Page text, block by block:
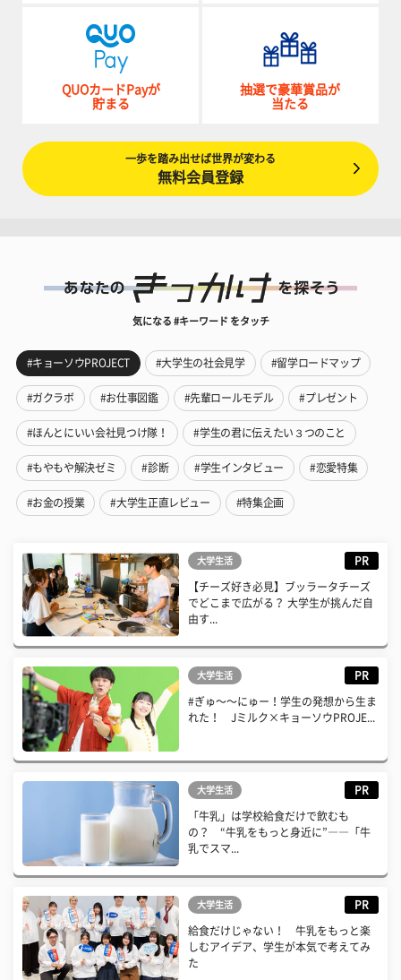
QUOカードPayが
貯まる
抽選で豪華賞品が
当たる
一歩を踏み出せば世界が変わる
無料会員登録
気になる #キーワード をタッチ
#キョーソウPROJECT #大学生の社会見学 #留学ロードマップ
#ガクラボ #お仕事図鑑 #先輩ロールモデル #プレゼント
#ほんとにいい会社見つけ隊！ #学生の君に伝えたい３つのこと
#もやもや解決ゼミ #診断 #学生インタビュー #恋愛特集
#お金の授業 #大学生正直レビュー #特集企画
大学生活 PR
【チーズ好き必見】ブッラータチーズ
でどこまで広がる？ 大学生が挑んだ自
由す...
大学生活 PR
#ぎゅ〜〜にゅー！学生の発想から生ま
れた！ Jミルク×キョーソウPROJE...
大学生活 PR
「牛乳」は学校給食だけで飲むも
の？ “牛乳をもっと身近に”――「牛
乳でスマ...
大学生活 PR
給食だけじゃない！ 牛乳をもっと楽
しむアイデア、学生が本気で考えてみ
た